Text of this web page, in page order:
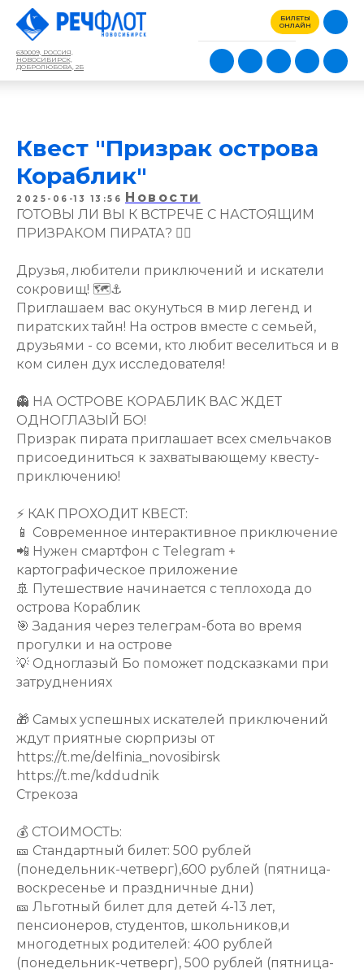
630009, РОССИЯ,
НОВОСИБИРСК,
ДОБРОЛЮБОВА, 2Б
БИЛЕТЫ
ОНЛАЙН
Квест "Призрак острова
Кораблик"
2025-06-13 13:56 Новости
ГОТОВЫ ЛИ ВЫ К ВСТРЕЧЕ С НАСТОЯЩИМ
ПРИЗРАКОМ ПИРАТА? 🏴‍☠️
Друзья, любители приключений и искатели
сокровищ! 🗺️⚓️
Приглашаем вас окунуться в мир легенд и
пиратских тайн! На остров вместе с семьей,
друзьями - со всеми, кто любит веселиться и в
ком силен дух исследователя!
👻 НА ОСТРОВЕ КОРАБЛИК ВАС ЖДЕТ
ОДНОГЛАЗЫЙ БО!
Призрак пирата приглашает всех смельчаков
присоединиться к захватывающему квесту-
приключению!
⚡️ КАК ПРОХОДИТ КВЕСТ:
📱 Современное интерактивное приключение
📲 Нужен смартфон с Telegram +
картографическое приложение
🚢 Путешествие начинается с теплохода до
острова Кораблик
🎯 Задания через телеграм-бота во время
прогулки и на острове
💡 Одноглазый Бо поможет подсказками при
затруднениях
🎁 Самых успешных искателей приключений
ждут приятные сюрпризы от
https://t.me/delfinia_novosibirsk
https://t.me/kddudnik
Стрекоза
💰 СТОИМОСТЬ:
🎫 Стандартный билет: 500 рублей
(понедельник-четверг),600 рублей (пятница-
воскресенье и праздничные дни)
🎫 Льготный билет для детей 4-13 лет,
пенсионеров, студентов, школьников,и
многодетных родителей: 400 рублей
(понедельник-четверг), 500 рублей (пятница-